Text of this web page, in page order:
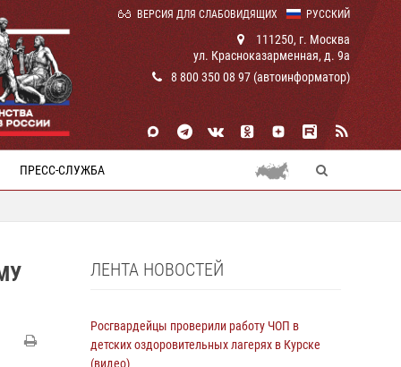
РУССКИЙ
ВЕРСИЯ ДЛЯ СЛАБОВИДЯЩИХ
111250, г. Москва
ул. Красноказарменная, д. 9а
8 800 350 08 97 (автоинформатор)
ПРЕСС-СЛУЖБА
ЛЕНТА НОВОСТЕЙ
Росгвардейцы проверили работу ЧОП в
детских оздоровительных лагерях в Курске
(видео)